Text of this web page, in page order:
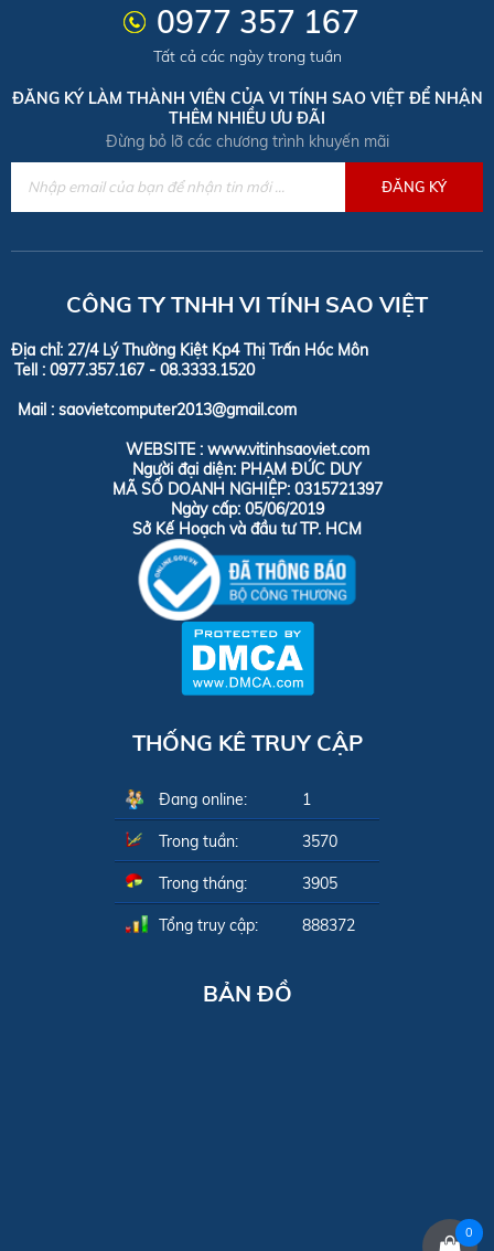
0977 357 167
Tất cả các ngày trong tuần
ĐĂNG KÝ LÀM THÀNH VIÊN CỦA VI TÍNH SAO VIỆT ĐỂ NHẬN
THÊM NHIỀU ƯU ĐÃI
Đừng bỏ lỡ các chương trình khuyến mãi
CÔNG TY TNHH VI TÍNH SAO VIỆT
Địa chỉ: 27/4 Lý Thường Kiệt Kp4 Thị Trấn Hóc Môn
Tell : 0977.357.167 - 08.3333.1520
Mail : saovietcomputer2013@gmail.com
WEBSITE : www.vitinhsaoviet.com
Người đại diện: PHẠM ĐỨC DUY
MÃ SỐ DOANH NGHIỆP: 0315721397
Ngày cấp: 05/06/2019
Sở Kế Hoạch và đầu tư TP. HCM
BẢN ĐỒ
THỐNG KÊ TRUY CẬP
Đang online: 1
Trong tuần: 3570
Trong tháng: 3905
Tổng truy cập: 888372
0